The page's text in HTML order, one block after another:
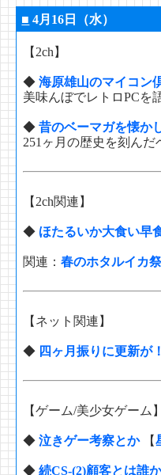
■ 4月16日（水）
【2ch】
◆ 海原雄山のマイコン
美味んぼでレトロPCを
◆ 昔のベーマガを懐か
251ヶ月の歴史を刻んだ
【2ch関連】
◆ ほたるいか大食い早
関連： 春のホタルイカ
【ネット関連】
◆ 四ヶ月振りに更新が！
【ゲーム/美少女ゲーム】
◆ 泣きゲー考察とか【
◆ 続CS-(2)顧客とは誰か